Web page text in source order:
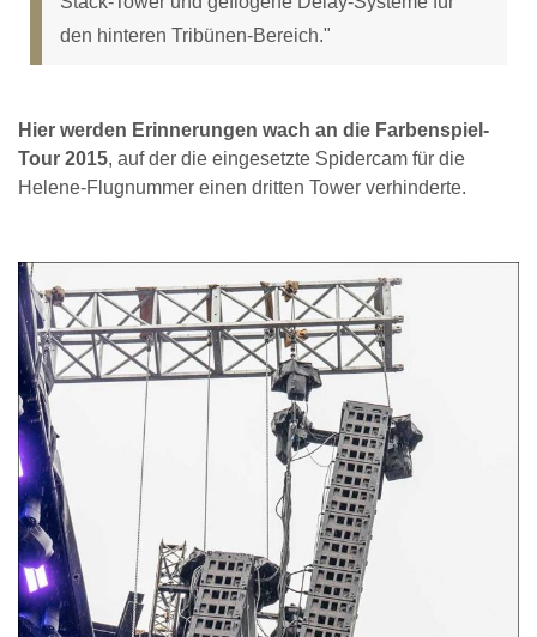
den hinteren Tribünen-Bereich."
Hier werden Erinnerungen wach an die Farbenspiel-
Tour 2015, auf der die eingesetzte Spidercam für die
Helene-Flugnummer einen dritten Tower verhinderte.